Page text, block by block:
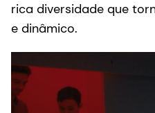
rica diversidade que
e dinâmico.